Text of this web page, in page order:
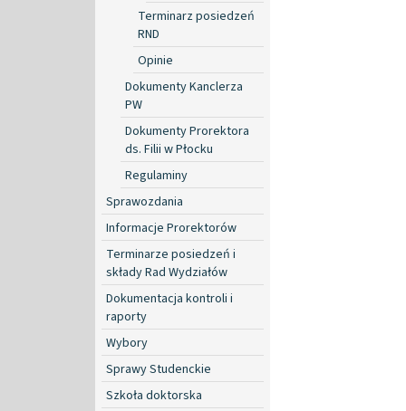
Terminarz posiedzeń
RND
Opinie
Dokumenty Kanclerza
PW
Dokumenty Prorektora
ds. Filii w Płocku
Regulaminy
Sprawozdania
Informacje Prorektorów
Terminarze posiedzeń i
składy Rad Wydziałów
Dokumentacja kontroli i
raporty
Wybory
Sprawy Studenckie
Szkoła doktorska